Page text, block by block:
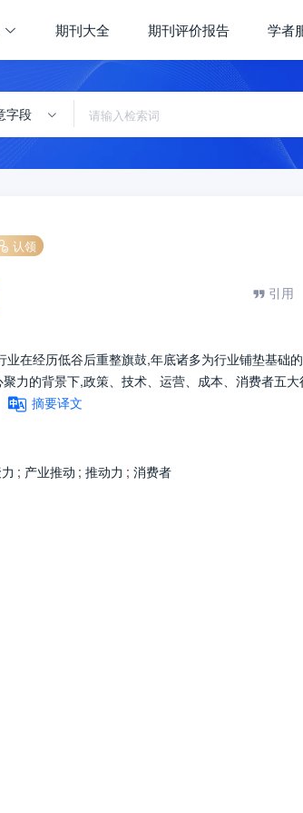
期刊大全 期刊评价报告 学者
字段
认领
引用
在经历低谷后重整旗鼓,年底诸多为行业铺垫基础
力的背景下,政策、技术、运营、成本、消费者五
摘要译文
; 产业推动 ; 推动力 ; 消费者